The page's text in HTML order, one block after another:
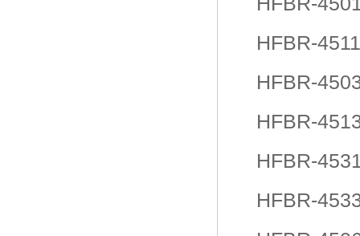
HFBR-
HFBR-
HFBR-
HFBR-
HFBR-